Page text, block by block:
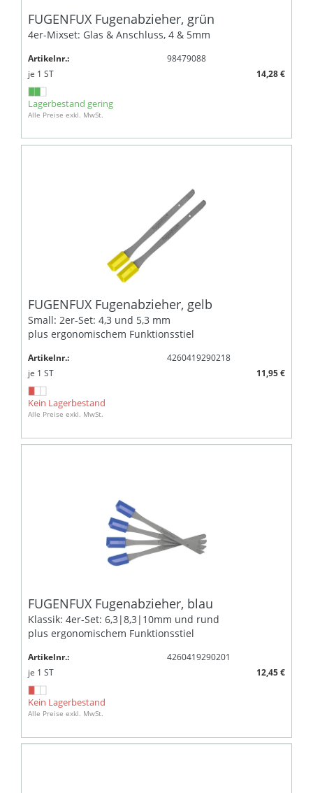
FUGENFUX Fugenabzieher, grün
4er-Mixset: Glas & Anschluss, 4 & 5mm
Artikelnr.:
98479088
je 1 ST 14,28 €
Lagerbestand gering
Alle Preise exkl. MwSt.
FUGENFUX Fugenabzieher, gelb
Small: 2er-Set: 4,3 und 5,3 mm
plus ergonomischem Funktionsstiel
Artikelnr.:
4260419290218
je 1 ST 11,95 €
Kein Lagerbestand
Alle Preise exkl. MwSt.
FUGENFUX Fugenabzieher, blau
Klassik: 4er-Set: 6,3|8,3|10mm und rund
plus ergonomischem Funktionsstiel
Artikelnr.:
4260419290201
je 1 ST 12,45 €
Kein Lagerbestand
Alle Preise exkl. MwSt.